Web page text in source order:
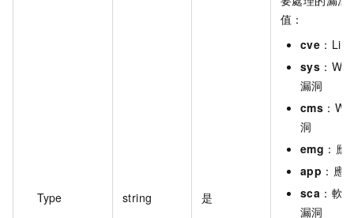
Type string 是
值：
cve ：
sys ：
漏洞
cms ：
洞
emg ：應
app ：應
sca ：軟
漏洞